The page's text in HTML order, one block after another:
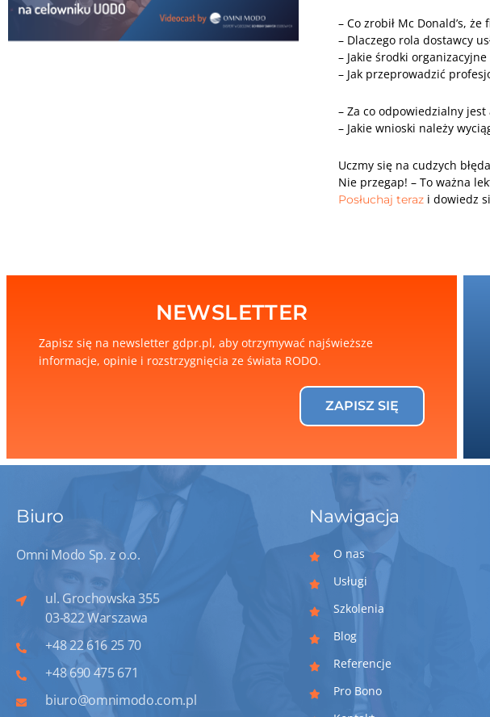
– Co zrobił Mc Donald’s,
– Dlaczego rola dostawcy
– Jakie środki
– Jak przeprowadzić
– Za co odpowiedzialny
– Jakie wnioski należy
Uczmy się na cudzych
Nie przegap! – To ważna
Posłuchaj terazi dowiedz
NEWSLETTER
Zapisz się na newsletter gdpr.pl, aby otrzymywać najświeższe
informacje, opinie i rozstrzygnięcia ze świata RODO.
ZAPISZ SIĘ
Biuro
Omni Modo Sp. z o.o.
ul. Grochowska 355
03-822 Warszawa
+48 22 616 25 70
+48 690 475 671
biuro@omnimodo.com.pl
Nawigacja
O nas
Usługi
Szkolenia
Blog
Referencje
Pro Bono